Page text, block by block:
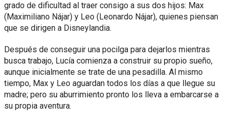
grado de dificultad al traer consigo a sus dos hijos: Max
(Maximiliano Nájar) y Leo (Leonardo Nájar), quienes piensan
que se dirigen a Disneylandia.
Después de conseguir una pocilga para dejarlos mientras
busca trabajo, Lucía comienza a construir su propio sueño,
aunque inicialmente se trate de una pesadilla. Al mismo
tiempo, Max y Leo aguardan todos los días a que llegue su
madre; pero su aburrimiento pronto los lleva a embarcarse a
su propia aventura.